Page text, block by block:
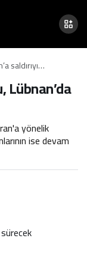
saldırıyı
Lübnan’da ise
Lübnan’da
yönelik
ise devam
0